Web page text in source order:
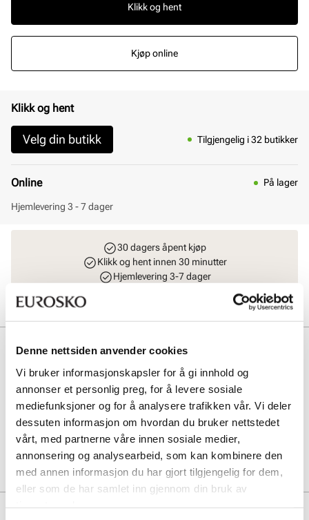
Denne nettsiden anvender cookies
Vi bruker informasjonskapsler for å gi innhold og
annonser et personlig preg, for å levere sosiale
mediefunksjoner og for å analysere trafikken vår. Vi deler
dessuten informasjon om hvordan du bruker nettstedet
vårt, med partnerne våre innen sosiale medier,
annonsering og analysearbeid, som kan kombinere den
med annen informasjon du har gjort tilgjengelig for dem,
eller som de har samlet inn gjennom din bruk av
Klikk og hent
Kjøp online
Klikk og hent
Velg din butikk Tilgjengelig i 32 butikker
Online På lager
Hjemlevering 3 - 7 dager
30 dagers åpent kjøp
Klikk og hent innen 30 minutter
Hjemlevering 3-7 dager
Beskrivelse
Elegant slingback-pumps i en lekker raffia og skinn kombinasjon fra
Stockholm Design Group. Skinnfòret pumps med en elegant og
komfortabel hæl på 5,5 cm. Pumpsen har en myk innersåle med gelè
som gir økt komfort, og en klassisk spiss silhuett på tåpartiet.
36263001
Lev. art. nr
26V1190
Produktdetaljer